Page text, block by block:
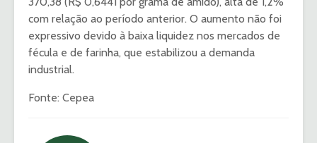
com relação ao período anterior. O aumento não foi
expressivo devido à baixa liquidez nos mercados de
fécula e de farinha, que estabilizou a demanda
industrial.
Fonte: Cepea